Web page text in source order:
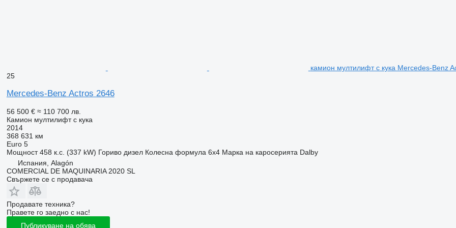
камион мултилифт с кука Mercedes-Benz
25
Mercedes-Benz Actros 2646
56 500 € ≈ 110 700 лв.
Камион мултилифт с кука
2014
368 631 км
Euro 5
Мощност 458 к.с. (337 kW) Гориво дизел Колесна формула 6x4 Марка на каросерията Dalby
Испания, Alagón
COMERCIAL DE MAQUINARIA 2020 SL
Свържете се с продавача
Продавате техника?
Правете го заедно с нас!
Публикуване на обява